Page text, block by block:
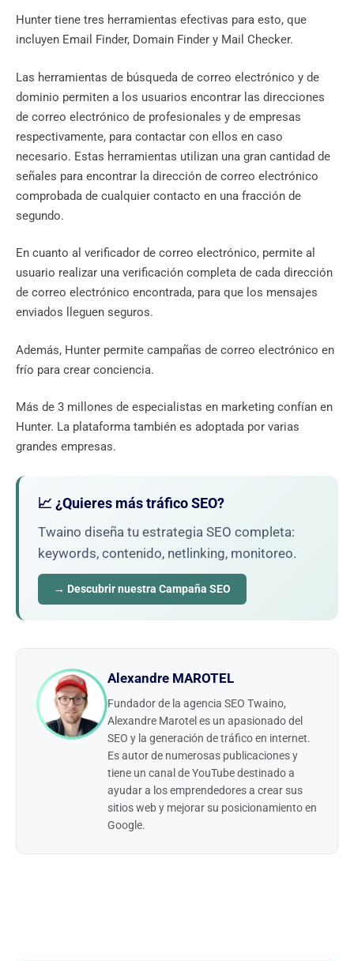
Hunter tiene tres herramientas efectivas para esto, que
incluyen Email Finder, Domain Finder y Mail Checker.
Las herramientas de búsqueda de correo electrónico y de
dominio permiten a los usuarios encontrar las direcciones
de correo electrónico de profesionales y de empresas
respectivamente, para contactar con ellos en caso
necesario. Estas herramientas utilizan una gran cantidad de
señales para encontrar la dirección de correo electrónico
comprobada de cualquier contacto en una fracción de
segundo.
En cuanto al verificador de correo electrónico, permite al
usuario realizar una verificación completa de cada dirección
de correo electrónico encontrada, para que los mensajes
enviados lleguen seguros.
Además, Hunter permite campañas de correo electrónico en
frío para crear conciencia.
Más de 3 millones de especialistas en marketing confían en
Hunter. La plataforma también es adoptada por varias
grandes empresas.
📈 ¿Quieres más tráfico SEO?
Twaino diseña tu estrategia SEO completa:
keywords, contenido, netlinking, monitoreo.
→ Descubrir nuestra Campaña SEO
Alexandre MAROTEL
Fundador de la agencia SEO Twaino,
Alexandre Marotel es un apasionado del
SEO y la generación de tráfico en internet.
Es autor de numerosas publicaciones y
tiene un canal de YouTube destinado a
ayudar a los emprendedores a crear sus
sitios web y mejorar su posicionamiento en
Google.